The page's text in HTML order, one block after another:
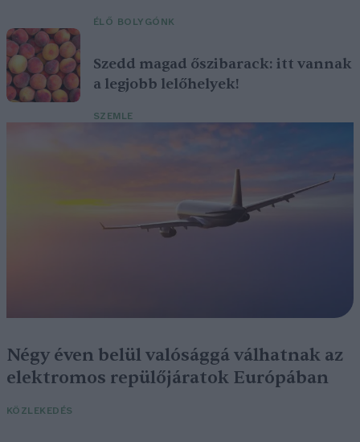
ÉLŐ BOLYGÓNK
Szedd magad őszibarack: itt vannak
a legjobb lelőhelyek!
SZEMLE
Négy éven belül valósággá válhatnak az
elektromos repülőjáratok Európában
KÖZLEKEDÉS